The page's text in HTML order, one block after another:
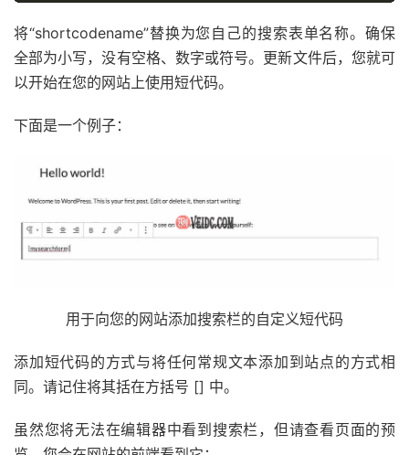
将“shortcodename”替换为您自己的搜索表单名称。确保
全部为小写，没有空格、数字或符号。更新文件后，您就可
以开始在您的网站上使用短代码。
下面是一个例子：
用于向您的网站添加搜索栏的自定义短代码
添加短代码的方式与将任何常规文本添加到站点的方式相
同。请记住将其括在方括号 [] 中。
虽然您将无法在编辑器中看到搜索栏，但请查看页面的预